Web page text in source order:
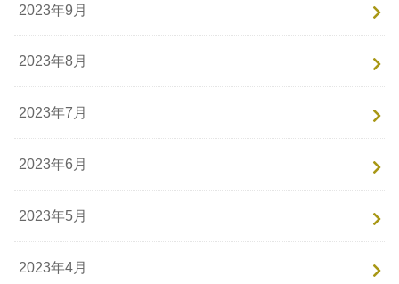
2023年9月
2023年8月
2023年7月
2023年6月
2023年5月
2023年4月